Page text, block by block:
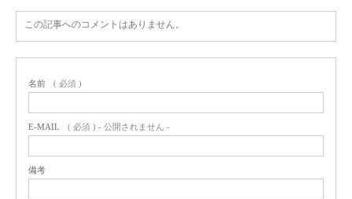
この記事へのコメントはありません。
名前 ( 必須 )
E-MAIL ( 必須 ) - 公開されません -
備考